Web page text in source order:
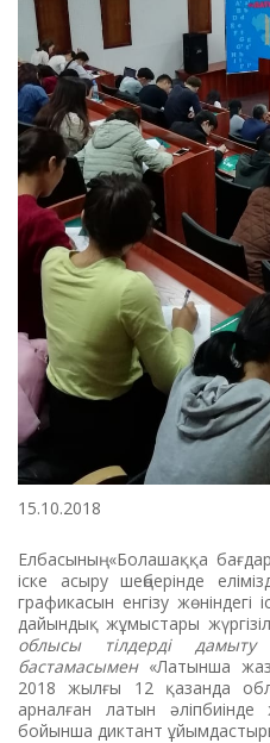
15.10.2018
Елбасының «Болашаққа
іске асыру шеңберінде
графикасын енгізу жөніндегі
дайындық жұмыстары
облысы тілдерді дамыту
бастамасымен«Латынша
2018 жылғы 12 қазанда
арналған латын
бойынша диктант